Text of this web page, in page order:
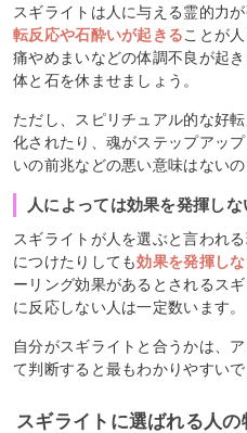
スギライトは人に与える霊的力
転反応や石酔いが起きることが
痛やめまいなどの体調不良が起
体と石を休ませましょう。
ただし、スピリチュアル的な好
化されたり、魂がステップアッ
いの前兆などの悪い意味はないの
人によっては効果を発揮し
スギライトが人を選ぶと言われ
につけたりしても効果を発揮し
ーリング効果があるとされるス
に反応しない人は一定数います。
自分がスギライトと合うかは、
て判断すると最もわかりやすいで
スギライトに選ばれる人の